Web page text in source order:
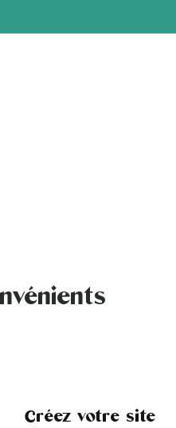
Créez votre site